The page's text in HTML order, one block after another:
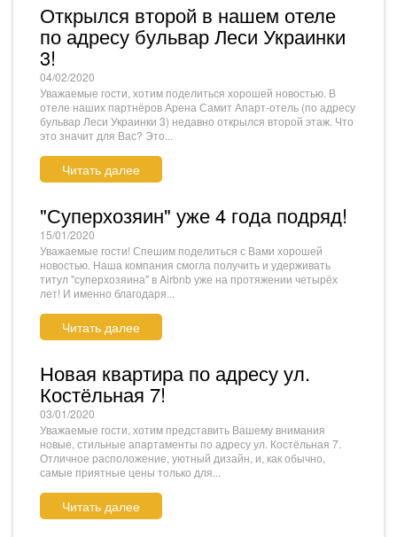
Открылся второй в нашем отеле
по адресу бульвар Леси Украинки
3!
04/02/2020
Уважаемые гости, хотим поделиться хорошей новостью. В
отеле наших партнёров Арена Самит Апарт-отель (по адресу
бульвар Леси Украинки 3) недавно открылся второй этаж. Что
это значит для Вас? Это...
Читать далее
"Суперхозяин" уже 4 года подряд!
15/01/2020
Уважаемые гости! Спешим поделиться с Вами хорошей
новостью. Наша компания смогла получить и удерживать
титул "суперхозяина" в Airbnb уже на протяжении четырёх
лет! И именно благодаря...
Читать далее
Новая квартира по адресу ул.
Костёльная 7!
03/01/2020
Уважаемые гости, хотим представить Вашему внимания
новые, стильные апартаменты по адресу ул. Костёльная 7.
Отличное расположение, уютный дизайн, и, как обычно,
самые приятные цены только для...
Читать далее